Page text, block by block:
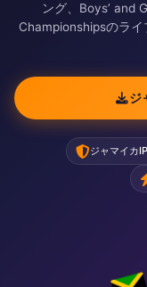
ング、Boys’ and
Championshipsのラ
ジ
ジャマイカ